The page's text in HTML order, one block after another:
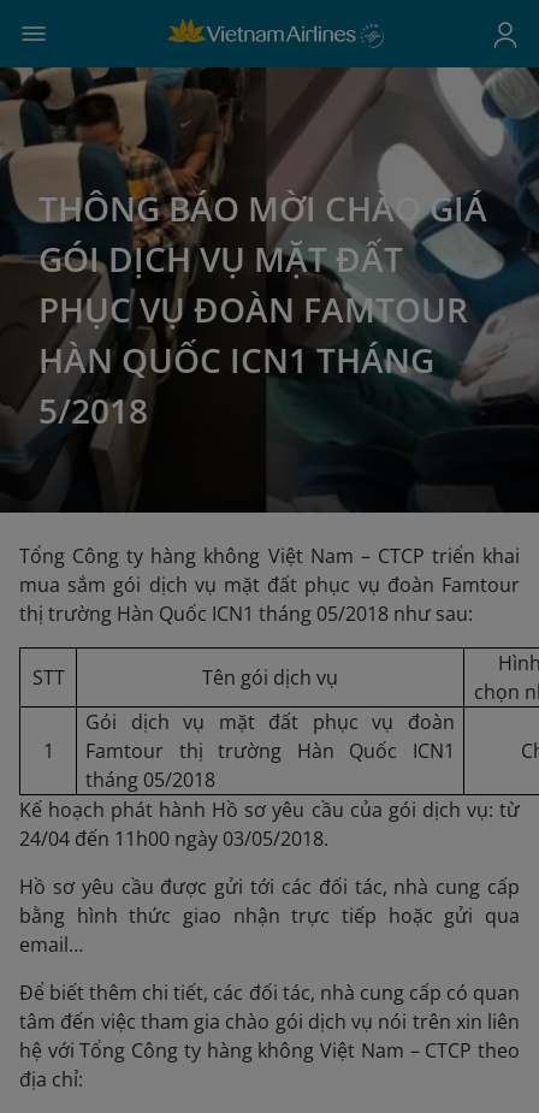
THÔNG BÁO MỜI CHÀO GIÁ
GÓI DỊCH VỤ MẶT ĐẤT
PHỤC VỤ ĐOÀN FAMTOUR
HÀN QUỐC ICN1 THÁNG
5/2018
Tổng Công ty hàng không Việt Nam – CTCP triển khai
mua sắm gói dịch vụ mặt đất phục vụ đoàn Famtour
thị trường Hàn Quốc ICN1 tháng 05/2018 như sau:
STT Tên gói dịch vụ
chọn
1
Gói dịch vụ mặt đất phục vụ đoàn
Famtour thị trường Hàn Quốc ICN1
tháng 05/2018
Kế hoạch phát hành Hồ sơ yêu cầu của gói dịch vụ: từ
24/04 đến 11h00 ngày 03/05/2018.
Hồ sơ yêu cầu được gửi tới các đối tác, nhà cung cấp
bằng hình thức giao nhận trực tiếp hoặc gửi qua
email…
Để biết thêm chi tiết, các đối tác, nhà cung cấp có quan
tâm đến việc tham gia chào gói dịch vụ nói trên xin liên
hệ với Tổng Công ty hàng không Việt Nam – CTCP theo
địa chỉ: